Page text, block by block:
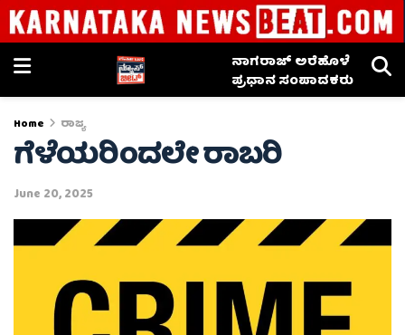
ನಾಗರಾಜ್ ಅರೆಹೊಳೆ
ಪ್ರಧಾನ ಸಂಪಾದಕರು
Home ರಾಜ್ಯ
ಗೆಳೆಯರಿಂದಲೇ ರಾಬರಿ
June 20, 2025